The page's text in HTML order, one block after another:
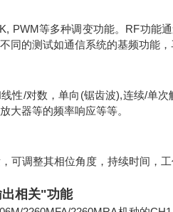
PWM等多种调变功能。RF功能
同的测试如通信系统的基频功能，
性/对数，单向(锯齿波),连续/单
大器等的频率响应等等。
可调整其相位角度，持续时间，
相关"功能